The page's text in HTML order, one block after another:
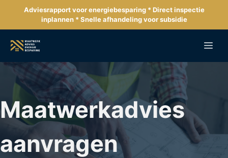
de
inhoud
Adviesrapport voor energiebesparing * Direct inspectie
inplannen * Snelle afhandeling voor subsidie
Maatwerkadvies
aanvragen